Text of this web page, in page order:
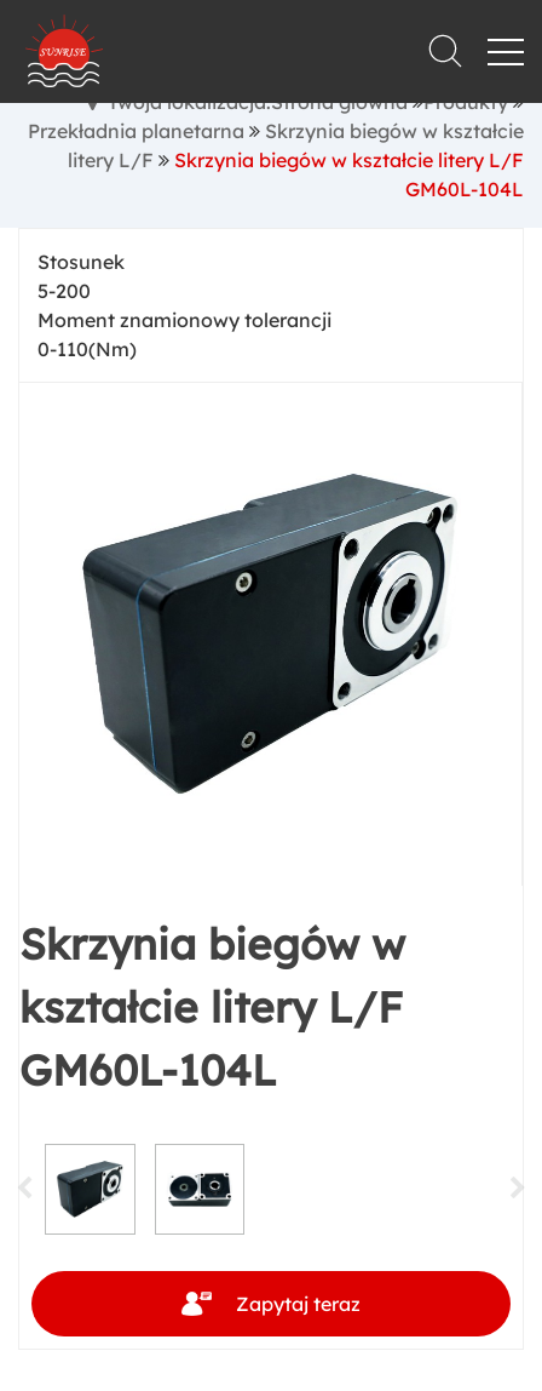
Twoja lokalizacja:Strona główna
Produkty
Przekładnia planetarna
Skrzynia biegów w kształcie
litery L/F
Skrzynia biegów w kształcie litery L/F
GM60L-104L
Stosunek
5-200
Moment znamionowy tolerancji
0-110(Nm)
Skrzynia biegów w
kształcie litery L/F
GM60L-104L
Zapytaj teraz